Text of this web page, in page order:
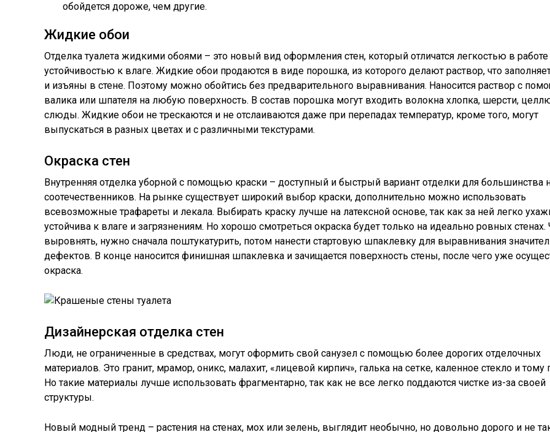
обойдется дороже, чем другие.
Жидкие обои
Отделка туалета жидкими обоями – это новый вид оформления стен, который отличатся легкостью в работе
устойчивостью к влаге. Жидкие обои продаются в виде порошка, из которого делают раствор, что
и изъяны в стене. Поэтому можно обойтись без предварительного выравнивания. Наносится раствор с
валика или шпателя на любую поверхность. В состав порошка могут входить волокна хлопка, шерсти,
слюды. Жидкие обои не трескаются и не отслаиваются даже при перепадах температур, кроме того, могут
выпускаться в разных цветах и с различными текстурами.
Окраска стен
Внутренняя отделка уборной с помощью краски – доступный и быстрый вариант отделки для большинства
соотечественников. На рынке существует широкий выбор краски, дополнительно можно использовать
всевозможные трафареты и лекала. Выбирать краску лучше на латексной основе, так как за ней легко
устойчива к влаге и загрязнениям. Но хорошо смотреться окраска будет только на идеально ровных
выровнять, нужно сначала поштукатурить, потом нанести стартовую шпаклевку для выравнивания
дефектов. В конце наносится финишная шпаклевка и зачищается поверхность стены, после чего уже
окраска.
Дизайнерская отделка стен
Люди, не ограниченные в средствах, могут оформить свой санузел с помощью более дорогих отделочных
материалов. Это гранит, мрамор, оникс, малахит, «лицевой кирпич», галька на сетке, каленное стекло и тому
Но такие материалы лучше использовать фрагментарно, так как не все легко поддаются чистке из-за своей
структуры.
Новый модный тренд – растения на стенах, мох или зелень, выглядит необычно, но довольно дорого и не